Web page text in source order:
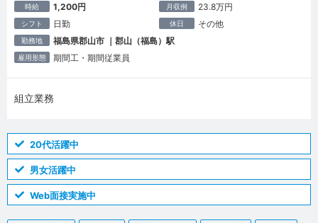
時給 1,200円 月収例 23.8万円
シフト 日勤 休日 その他
勤務地 福島県郡山市 ｜郡山（福島）駅
雇用形態 期間工・期間従業員
組立業務
20代活躍中
男女活躍中
Web面接実施中